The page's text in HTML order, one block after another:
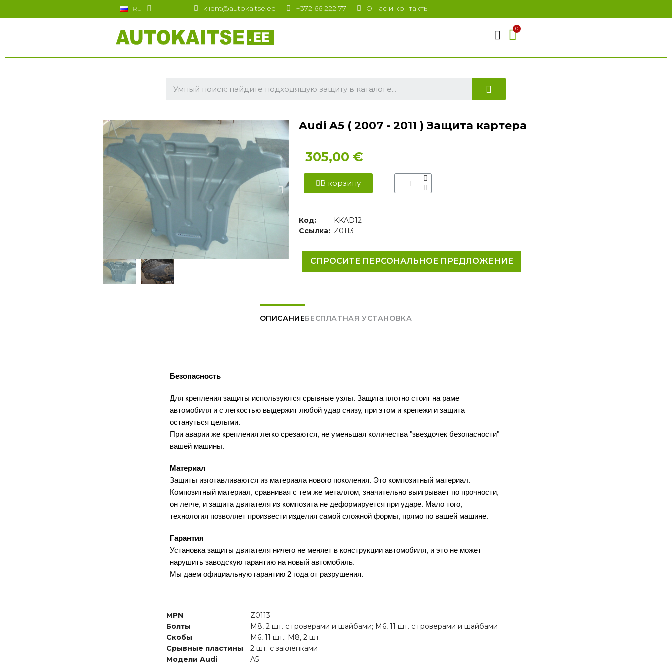
RU klient@autokaitse.ee +372 66 222 77 О нас и контакты
Audi A5 ( 2007 - 2011 ) Защита картера
305,00 €
В корзину
Код:
KKAD12
Ссылка: Z0113
СПРОСИТЕ ПЕРСОНАЛЬНОЕ ПРЕДЛОЖЕНИЕ
ОПИСАНИЕБЕСПЛАТНАЯ УСТАНОВКА
Безопасность
Для крепления защиты используются срывные узлы. Защита плотно стоит на раме
автомобиля и с легкостью выдержит любой удар снизу, при этом и крепежи и защита
остануться целыми.
При аварии же крепления легко срезаются, не уменьшая количества "звездочек безопасности"
вашей машины.
Материал
Защиты изготавливаются из материала нового поколения. Это композитный материал.
Композитный материал, сравнивая с тем же металлом, значительно выигрывает по прочности,
он легче, и защита двигателя из композита не деформируется при ударе. Мало того,
технология позволяет произвести изделия самой сложной формы, прямо по вашей машине.
Гарантия
Установка защиты двигателя ничего не меняет в конструкции автомобиля, и это не может
нарушить заводскую гарантию на новый автомобиль.
Мы даем официальную гарантию 2 года от разрушения.
MPN
Z0113
Болты
M8, 2 шт. с гроверами и шайбами; M6, 11 шт. с гроверами и шайбами
Скобы
M6, 11 шт.; M8, 2 шт.
Срывные пластины
2 шт. с заклепками
Модели Audi
A5